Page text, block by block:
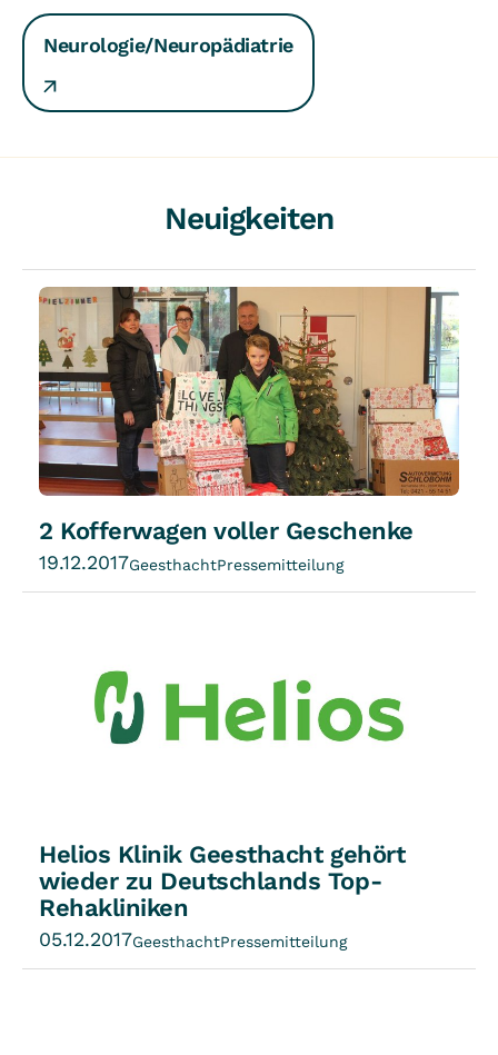
Neurologie/Neuropädiatrie
Neuigkeiten
2 Kofferwagen voller Geschenke
19.12.2017GeesthachtPressemitteilung
Helios Klinik Geesthacht gehört
wieder zu Deutschlands Top-
Rehakliniken
05.12.2017GeesthachtPressemitteilung